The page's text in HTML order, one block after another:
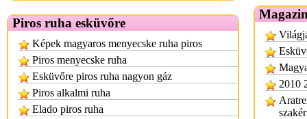
Piros ruha esküvőre
Képek magyaros menyecske ruha piros
Piros menyecske ruha
Esküvőre piros ruha nagyon gáz
Piros alkalmi ruha
Elado piros ruha
2010